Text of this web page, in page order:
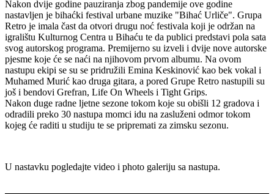
Nakon dvije godine pauziranja zbog pandemije ove godine
nastavljen je bihaćki festival urbane muzike "Bihać Urliče". Grupa
Retro je imala čast da otvori drugu noć festivala koji je održan na
igralištu Kulturnog Centra u Bihaću te da publici predstavi pola sata
svog autorskog programa. Premijerno su izveli i dvije nove autorske
pjesme koje će se naći na njihovom prvom albumu. Na ovom
nastupu ekipi se su se pridružili Emina Keskinović kao bek vokal i
Muhamed Murić kao druga gitara, a pored Grupe Retro nastupili su
još i bendovi Grefran, Life On Wheels i Tight Grips.
Nakon duge radne ljetne sezone tokom koje su obišli 12 gradova i
odradili preko 30 nastupa momci idu na zasluženi odmor tokom
kojeg će raditi u studiju te se pripremati za zimsku sezonu.
U nastavku pogledajte video i photo galeriju sa nastupa.